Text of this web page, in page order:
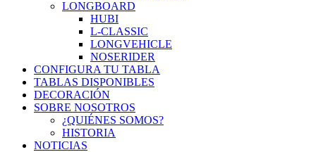
LONGBOARD
HUBI
L-CLASSIC
LONGVEHICLE
NOSERIDER
CONFIGURA TU TABLA
TABLAS DISPONIBLES
DECORACIÓN
SOBRE NOSOTROS
¿QUIÉNES SOMOS?
HISTORIA
NOTICIAS